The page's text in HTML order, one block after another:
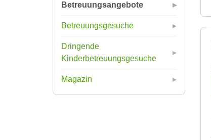
Betreuungsangebote
Betreuungsgesuche
Dringende
Kinderbetreuungsgesuche
Magazin